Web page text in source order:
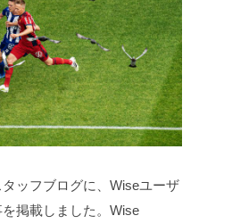
ッフブログに、Wiseユーザ
掲載しました。Wise